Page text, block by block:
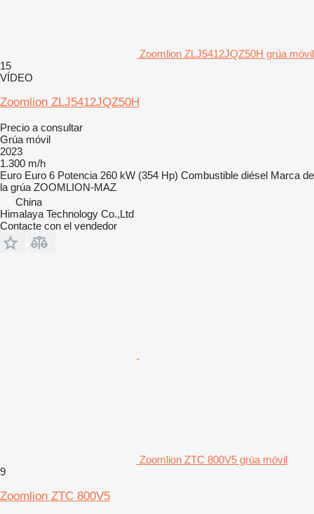
Zoomlion ZLJ5412JQZ50H grúa móvil
15
VÍDEO
Zoomlion ZLJ5412JQZ50H
Precio a consultar
Grúa móvil
2023
1.300 m/h
Euro Euro 6 Potencia 260 kW (354 Hp) Combustible diésel Marca de
la grúa ZOOMLION-MAZ
China
Himalaya Technology Co.,Ltd
Contacte con el vendedor
Zoomlion ZTC 800V5 grúa móvil
9
Zoomlion ZTC 800V5